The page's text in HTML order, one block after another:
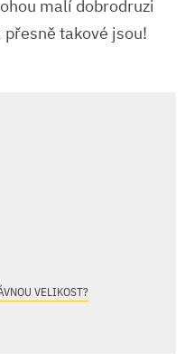
malí dobrodruzi
přesně takové jsou!
VELIKOST?